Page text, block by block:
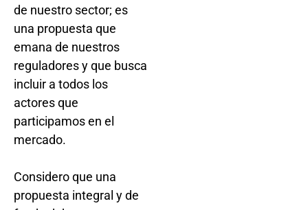
de nuestro sector; es
una propuesta que
emana de nuestros
reguladores y que busca
incluir a todos los
actores que
participamos en el
mercado.
Considero que una
propuesta integral y de